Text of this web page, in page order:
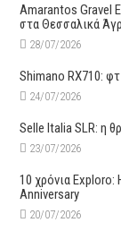
Amarantos Gravel
στα Θεσσαλικά
28/07/2026
Shimano RX710:
24/07/2026
Selle Italia SLR: η
23/07/2026
10 χρόνια Exploro:
Anniversary
20/07/2026